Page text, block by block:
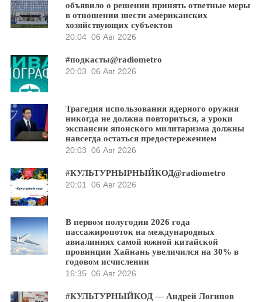
объявило о решении принять ответные меры
в отношении шести американских
хозяйствующих субъектов
20:04 06 Авг 2026
#подкасты@radiometro
20:03 06 Авг 2026
Трагедия использования ядерного оружия
никогда не должна повториться, а уроки
экспансии японского милитаризма должны
навсегда остаться предостережением
20:03 06 Авг 2026
#КУЛЬТУРНЫРНЫЙКОД@radiometro
20:01
06 Авг 2026
В первом полугодии 2026 года
пассажиропоток на международных
авиалиниях самой южной китайской
провинции Хайнань увеличился на 30% в
годовом исчислении
16:35 06 Авг 2026
#КУЛЬТУРНЫЙКОД — Андрей Логинов